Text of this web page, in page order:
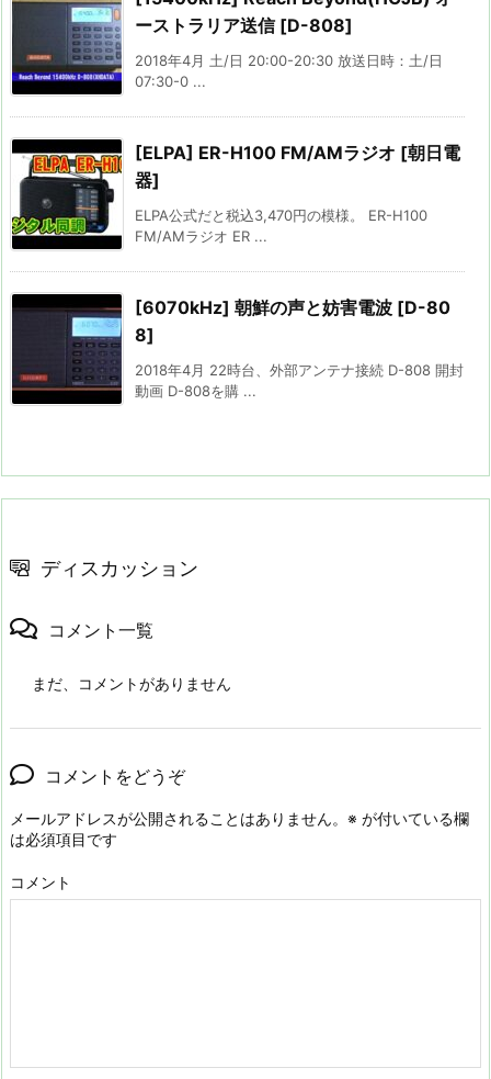
ーストラリア送信 [D-808]
2018年4月 土/日 20:00-20:30 放送日時：土/日
07:30-0 ...
[ELPA] ER-H100 FM/AMラジオ [朝日電
器]
ELPA公式だと税込3,470円の模様。 ER-H100
FM/AMラジオ ER ...
[6070kHz] 朝鮮の声と妨害電波 [D-80
8]
2018年4月 22時台、外部アンテナ接続 D-808 開封
動画 D-808を購 ...
ディスカッション
コメント一覧
まだ、コメントがありません
コメントをどうぞ
メールアドレスが公開されることはありません。 ※ が付いている欄
は必須項目です
コメント